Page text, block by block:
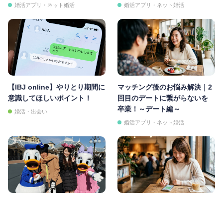
婚活アプリ・ネット婚活 婚活アプリ・ネット婚活
【IBJ online】やりとり期間に
意識してほしいポイント！
婚活・出会い
マッチング後のお悩み解決｜2
回目のデートに繋がらないを
卒業！～デート編～
婚活アプリ・ネット婚活